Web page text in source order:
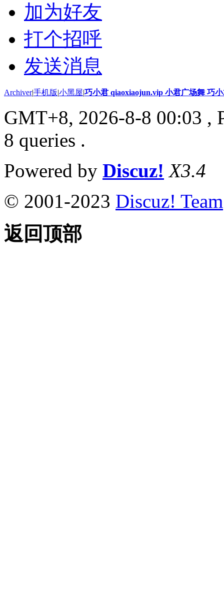
加为好友
打个招呼
发送消息
Archiver|手机版|小黑屋|巧小君 qiaoxiaojun.vip 小君广场舞 巧
GMT+8, 2026-8-8 00:03 ,
8 queries .
Powered by Discuz! X3.4
© 2001-2023 Discuz! Team
返回顶部